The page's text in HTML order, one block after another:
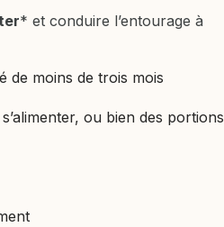
* et conduire l’entourage à
de moins de trois mois
ou bien des portions